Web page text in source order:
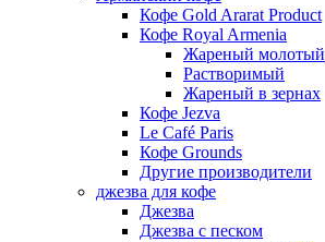
Кофе Gold Ararat Product
Кофе Royal Armenia
Жареный молотый
Растворимый
Жареный в зернах
Кофе Jezva
Le Café Paris
Кофе Grounds
Другие производители
джезва для кофе
Джезва
Джезва с песком